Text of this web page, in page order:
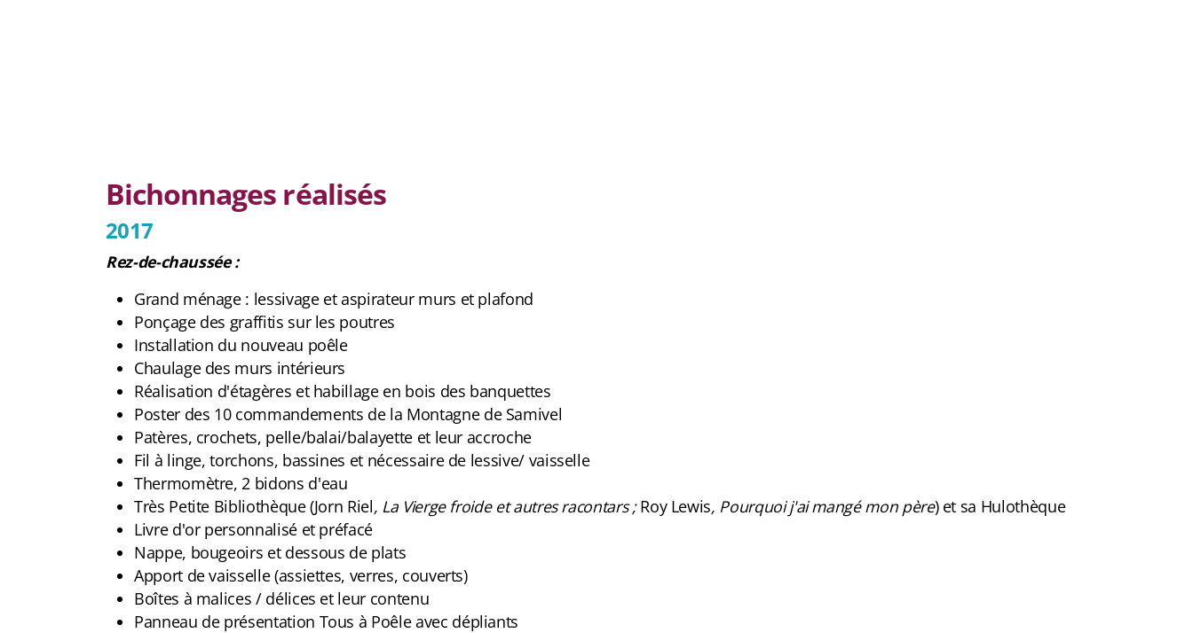
Bichonnages réalisés
2017
Rez-de-chaussée :
Grand ménage : lessivage et aspirateur murs et plafond
Ponçage des graffitis sur les poutres
Installation du nouveau poêle
Chaulage des murs intérieurs
Réalisation d'étagères et habillage en bois des banquettes
Poster des 10 commandements de la Montagne de Samivel
Patères, crochets, pelle/balai/balayette et leur accroche
Fil à linge, torchons, bassines et nécessaire de lessive/ vaisselle
Thermomètre, 2 bidons d'eau
Très Petite Bibliothèque (Jorn Riel, La Vierge froide et autres racontars ;Roy Lewis, Pourquoi j'ai mangé mon père) et sa Hulothèque
Livre d'or personnalisé et préfacé
Nappe, bougeoirs et dessous de plats
Apport de vaisselle (assiettes, verres, couverts)
Boîtes à malices / délices et leur contenu
Panneau de présentation Tous à Poêle avec dépliants